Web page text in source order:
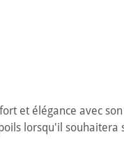
et élégance avec
lorsqu'il